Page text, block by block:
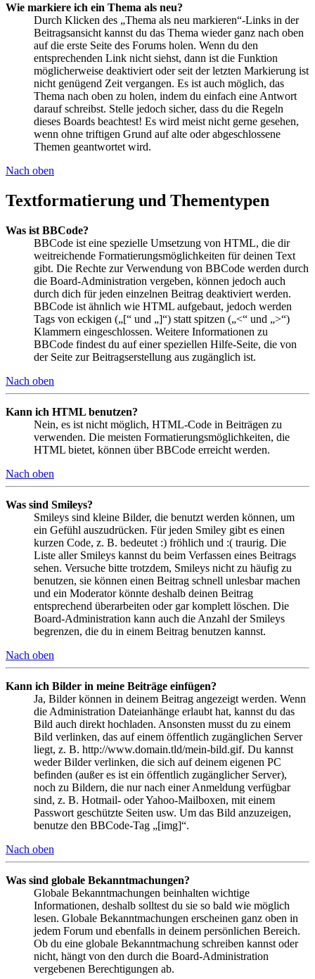
Wie markiere ich ein Thema als neu?
Durch Klicken des „Thema als neu markieren“-Links in der
Beitragsansicht kannst du das Thema wieder ganz nach oben
auf die erste Seite des Forums holen. Wenn du den
entsprechenden Link nicht siehst, dann ist die Funktion
möglicherweise deaktiviert oder seit der letzten Markierung ist
nicht genügend Zeit vergangen. Es ist auch möglich, das
Thema nach oben zu holen, indem du einfach eine Antwort
darauf schreibst. Stelle jedoch sicher, dass du die Regeln
dieses Boards beachtest! Es wird meist nicht gerne gesehen,
wenn ohne triftigen Grund auf alte oder abgeschlossene
Themen geantwortet wird.
Nach oben
Textformatierung und Thementypen
Was ist BBCode?
BBCode ist eine spezielle Umsetzung von HTML, die dir
weitreichende Formatierungsmöglichkeiten für deinen Text
gibt. Die Rechte zur Verwendung von BBCode werden durch
die Board-Administration vergeben, können jedoch auch
durch dich für jeden einzelnen Beitrag deaktiviert werden.
BBCode ist ähnlich wie HTML aufgebaut, jedoch werden
Tags von eckigen („[“ und „]“) statt spitzen („<“ und „>“)
Klammern eingeschlossen. Weitere Informationen zu
BBCode findest du auf einer speziellen Hilfe-Seite, die von
der Seite zur Beitragserstellung aus zugänglich ist.
Nach oben
Kann ich HTML benutzen?
Nein, es ist nicht möglich, HTML-Code in Beiträgen zu
verwenden. Die meisten Formatierungsmöglichkeiten, die
HTML bietet, können über BBCode erreicht werden.
Nach oben
Was sind Smileys?
Smileys sind kleine Bilder, die benutzt werden können, um
ein Gefühl auszudrücken. Für jeden Smiley gibt es einen
kurzen Code, z. B. bedeutet :) fröhlich und :( traurig. Die
Liste aller Smileys kannst du beim Verfassen eines Beitrags
sehen. Versuche bitte trotzdem, Smileys nicht zu häufig zu
benutzen, sie können einen Beitrag schnell unlesbar machen
und ein Moderator könnte deshalb deinen Beitrag
entsprechend überarbeiten oder gar komplett löschen. Die
Board-Administration kann auch die Anzahl der Smileys
begrenzen, die du in einem Beitrag benutzen kannst.
Nach oben
Kann ich Bilder in meine Beiträge einfügen?
Ja, Bilder können in deinem Beitrag angezeigt werden. Wenn
die Administration Dateianhänge erlaubt hat, kannst du das
Bild auch direkt hochladen. Ansonsten musst du zu einem
Bild verlinken, das auf einem öffentlich zugänglichen Server
liegt, z. B. http://www.domain.tld/mein-bild.gif. Du kannst
weder Bilder verlinken, die sich auf deinem eigenen PC
befinden (außer es ist ein öffentlich zugänglicher Server),
noch zu Bildern, die nur nach einer Anmeldung verfügbar
sind, z. B. Hotmail- oder Yahoo-Mailboxen, mit einem
Passwort geschützte Seiten usw. Um das Bild anzuzeigen,
benutze den BBCode-Tag „[img]“.
Nach oben
Was sind globale Bekanntmachungen?
Globale Bekanntmachungen beinhalten wichtige
Informationen, deshalb solltest du sie so bald wie möglich
lesen. Globale Bekanntmachungen erscheinen ganz oben in
jedem Forum und ebenfalls in deinem persönlichen Bereich.
Ob du eine globale Bekanntmachung schreiben kannst oder
nicht, hängt von den durch die Board-Administration
vergebenen Berechtigungen ab.